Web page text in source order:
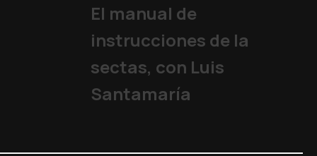
El manual de
instrucciones de la
sectas, con Luis
Santamaría